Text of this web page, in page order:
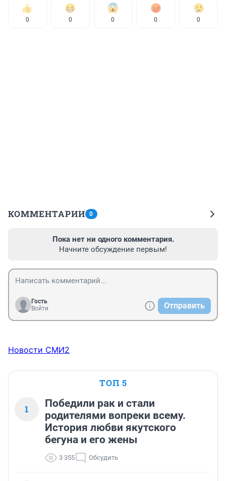
0 0 0 0 0
КОММЕНТАРИИ 0
Пока нет ни одного комментария.
Начните обсуждение первым!
Гость
Войти
Отправить
Новости СМИ2
ТОП 5
1
Победили рак и стали
родителями вопреки всему.
История любви якутского
бегуна и его жены
3 355 Обсудить